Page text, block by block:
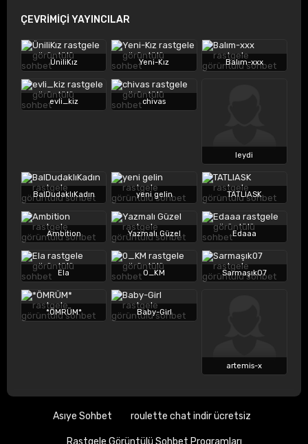
ÇEVRİMİÇİ YAYINCILAR
ÜniliKız Yeni-Kız Balım-xxx
evli_kiz chivas
leydi
BalDudaklıKadın yeni gelin TATLIASK
Ambition Yazmalı Güzel Edaaa
Ela 0_KM Sarmaşık07
*ÖMRÜM* Baby-Girl
artemis-x
Asıye Sohbet roulette chat indir ücretsiz
Rastgele Görüntülü Sohbet Programları